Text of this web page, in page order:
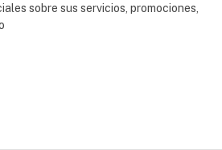
sobre sus servicios, promociones,